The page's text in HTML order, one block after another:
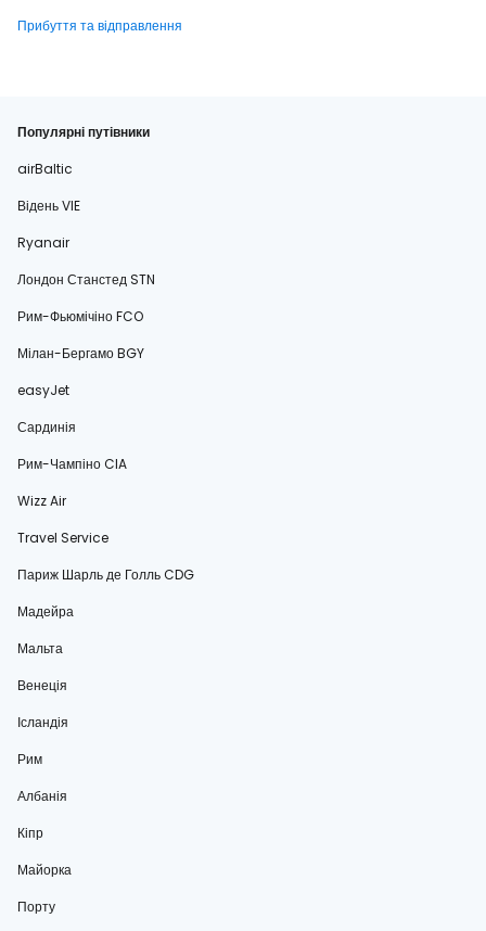
Прибуття та відправлення
Популярні путівники
airBaltic
Відень VIE
Ryanair
Лондон Станстед STN
Рим-Фьюмічіно FCO
Мілан-Бергамо BGY
easyJet
Сардинія
Рим-Чампіно CIA
Wizz Air
Travel Service
Париж Шарль де Голль CDG
Мадейра
Мальта
Венеція
Ісландія
Рим
Албанія
Кіпр
Майорка
Порту